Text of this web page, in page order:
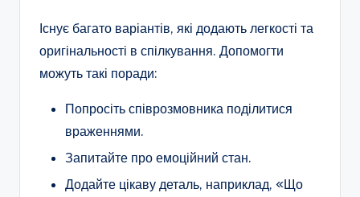
Існує багато варіантів, які додають легкості та
оригінальності в спілкування. Допомогти
можуть такі поради:
Попросіть співрозмовника поділитися
враженнями.
Запитайте про емоційний стан.
Додайте цікаву деталь, наприклад, «Що